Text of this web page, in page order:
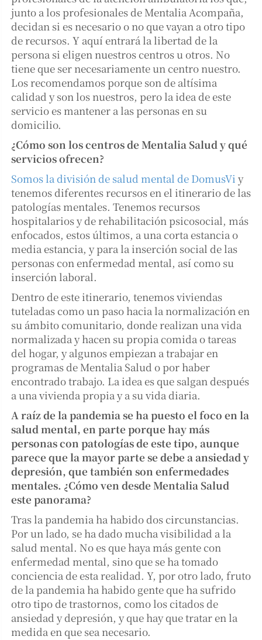
junto a los profesionales de Mentalia Acompaña,
decidan si es necesario o no que vayan a otro tipo
de recursos. Y aquí entrará la libertad de la
persona si eligen nuestros centros u otros. No
tiene que ser necesariamente un centro nuestro.
Los recomendamos porque son de altísima
calidad y son los nuestros, pero la idea de este
servicio es mantener a las personas en su
domicilio.
¿Cómo son los centros de Mentalia Salud y qué
servicios ofrecen?
Somos la división de salud mental de DomusVi y
tenemos diferentes recursos en el itinerario de las
patologías mentales. Tenemos recursos
hospitalarios y de rehabilitación psicosocial, más
enfocados, estos últimos, a una corta estancia o
media estancia, y para la inserción social de las
personas con enfermedad mental, así como su
inserción laboral.
Dentro de este itinerario, tenemos viviendas
tuteladas como un paso hacia la normalización en
su ámbito comunitario, donde realizan una vida
normalizada y hacen su propia comida o tareas
del hogar, y algunos empiezan a trabajar en
programas de Mentalia Salud o por haber
encontrado trabajo. La idea es que salgan después
a una vivienda propia y a su vida diaria.
A raíz de la pandemia se ha puesto el foco en la
salud mental, en parte porque hay más
personas con patologías de este tipo, aunque
parece que la mayor parte se debe a ansiedad y
depresión, que también son enfermedades
mentales. ¿Cómo ven desde Mentalia Salud
este panorama?
Tras la pandemia ha habido dos circunstancias.
Por un lado, se ha dado mucha visibilidad a la
salud mental. No es que haya más gente con
enfermedad mental, sino que se ha tomado
conciencia de esta realidad. Y, por otro lado, fruto
de la pandemia ha habido gente que ha sufrido
otro tipo de trastornos, como los citados de
ansiedad y depresión, y que hay que tratar en la
medida en que sea necesario.